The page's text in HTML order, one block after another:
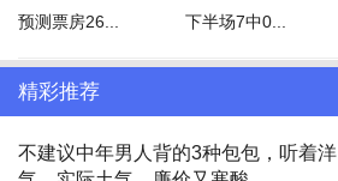
预测票房26... 下半场7中0...
精彩推荐
不建议中年男人背的3种包包，听着洋